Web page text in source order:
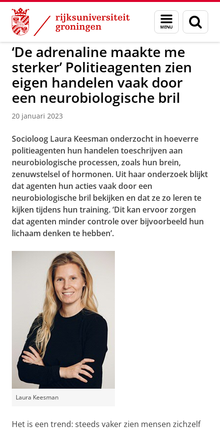
Skip
Content
Skip
Navigation
Menu
en
zoeken
GMW
‘De adrenaline maakte me
sterker’ Politieagenten zien
eigen handelen vaak door
een neurobiologische bril
20 januari 2023
Socioloog Laura Keesman onderzocht in hoeverre
politieagenten hun handelen toeschrijven aan
neurobiologische processen, zoals hun brein,
zenuwstelsel of hormonen. Uit haar onderzoek blijkt
dat agenten hun acties vaak door een
neurobiologische bril bekijken en dat ze zo leren te
kijken tijdens hun training. ‘Dit kan ervoor zorgen
dat agenten minder controle over bijvoorbeeld hun
lichaam denken te hebben’.
Laura Keesman
Het is een trend: steeds vaker zien mensen zichzelf